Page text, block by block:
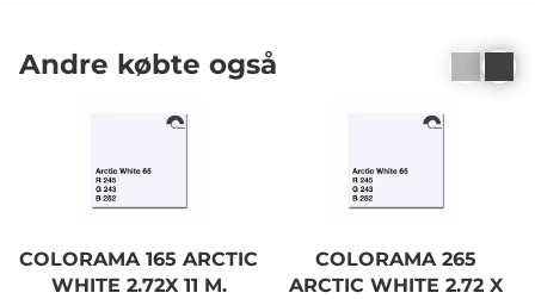
Andre købte også
COLORAMA 165 ARCTIC
WHITE 2.72X 11 M.
COLORAMA 265
ARCTIC WHITE 2.72 X